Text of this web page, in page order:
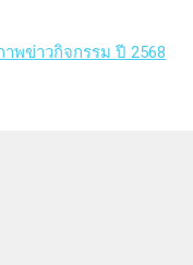
พข่าวกิจกรรม ปี 2568